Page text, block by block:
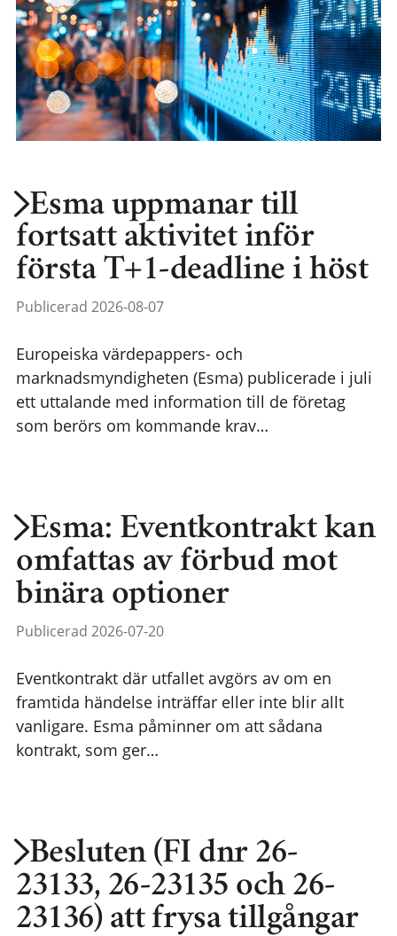
Esma uppmanar till
fortsatt aktivitet inför
första T+1-deadline i höst
Publicerad 2026-08-07
Europeiska värdepappers- och
marknadsmyndigheten (Esma) publicerade i juli
ett uttalande med information till de företag
som berörs om kommande krav…
Esma: Eventkontrakt kan
omfattas av förbud mot
binära optioner
Publicerad 2026-07-20
Eventkontrakt där utfallet avgörs av om en
framtida händelse inträffar eller inte blir allt
vanligare. Esma påminner om att sådana
kontrakt, som ger…
Besluten (FI dnr 26-
23133, 26-23135 och 26-
23136) att frysa tillgångar